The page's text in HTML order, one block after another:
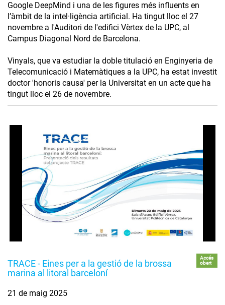
Google DeepMind i una de les figures més influents en
l’àmbit de la intel·ligència artificial. Ha tingut lloc el 27
novembre a l'Auditori de l'edifici Vèrtex de la UPC, al
Campus Diagonal Nord de Barcelona.
Vinyals, que va estudiar la doble titulació en Enginyeria de
Telecomunicació i Matemàtiques a la UPC, ha estat investit
doctor 'honoris causa' per la Universitat en un acte que ha
tingut lloc el 26 de novembre.
TRACE - Eines per a la gestió de la brossa
marina al litoral barceloní
Accés
obert
21 de maig 2025